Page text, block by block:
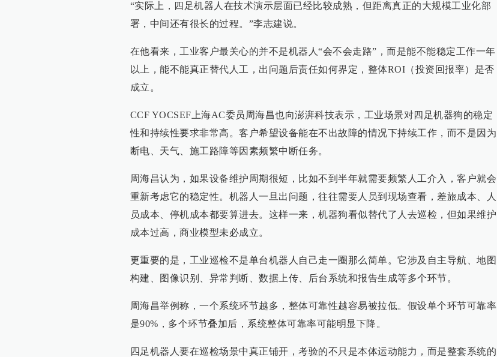
“实际上，四足机器人在技术演示层面已经比较成熟，但距离真正的大规模工业化部
署，中间还有很长的过程。”李志建说。
在他看来，工业客户最关心的并不是机器人“会不会走路”，而是能不能稳定工作一年
以上，能不能真正替代人工，出问题后责任如何界定，整体ROI（投资回报率）是否
成立。
CCF YOCSEF上海AC委员周海昌也向澎湃科技表示，工业场景对四足机器狗的稳定
性和持续性要求非常高。客户希望设备能在不出故障的情况下持续工作，而不是因为
断电、天气、施工路障等因素频繁中断任务。
周海昌认为，如果设备维护周期很短，比如不到半年就需要频繁人工介入，客户就会
重新考虑它的稳定性。机器人一旦出问题，往往需要人员到现场查看，差旅成本、人
员成本、停机成本都要算进去。这样一来，机器狗看似替代了人去巡检，但如果维护
成本过高，商业模型未必成立。
更重要的是，工业巡检不是单台机器人自己走一圈那么简单。它涉及自主导航、地图
构建、图像识别、异常判断、数据上传、后台系统和报告生成等多个环节。
周海昌举例称，一个系统环节越多，整体可靠性越容易被拉低。假设单个环节可靠率
是90%，多个环节叠加后，系统整体可靠率可能明显下降。
四足机器人要在巡检场景中真正铺开，考验的不只是本体运动能力，而是整套系统的